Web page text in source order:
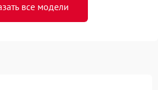
все модели